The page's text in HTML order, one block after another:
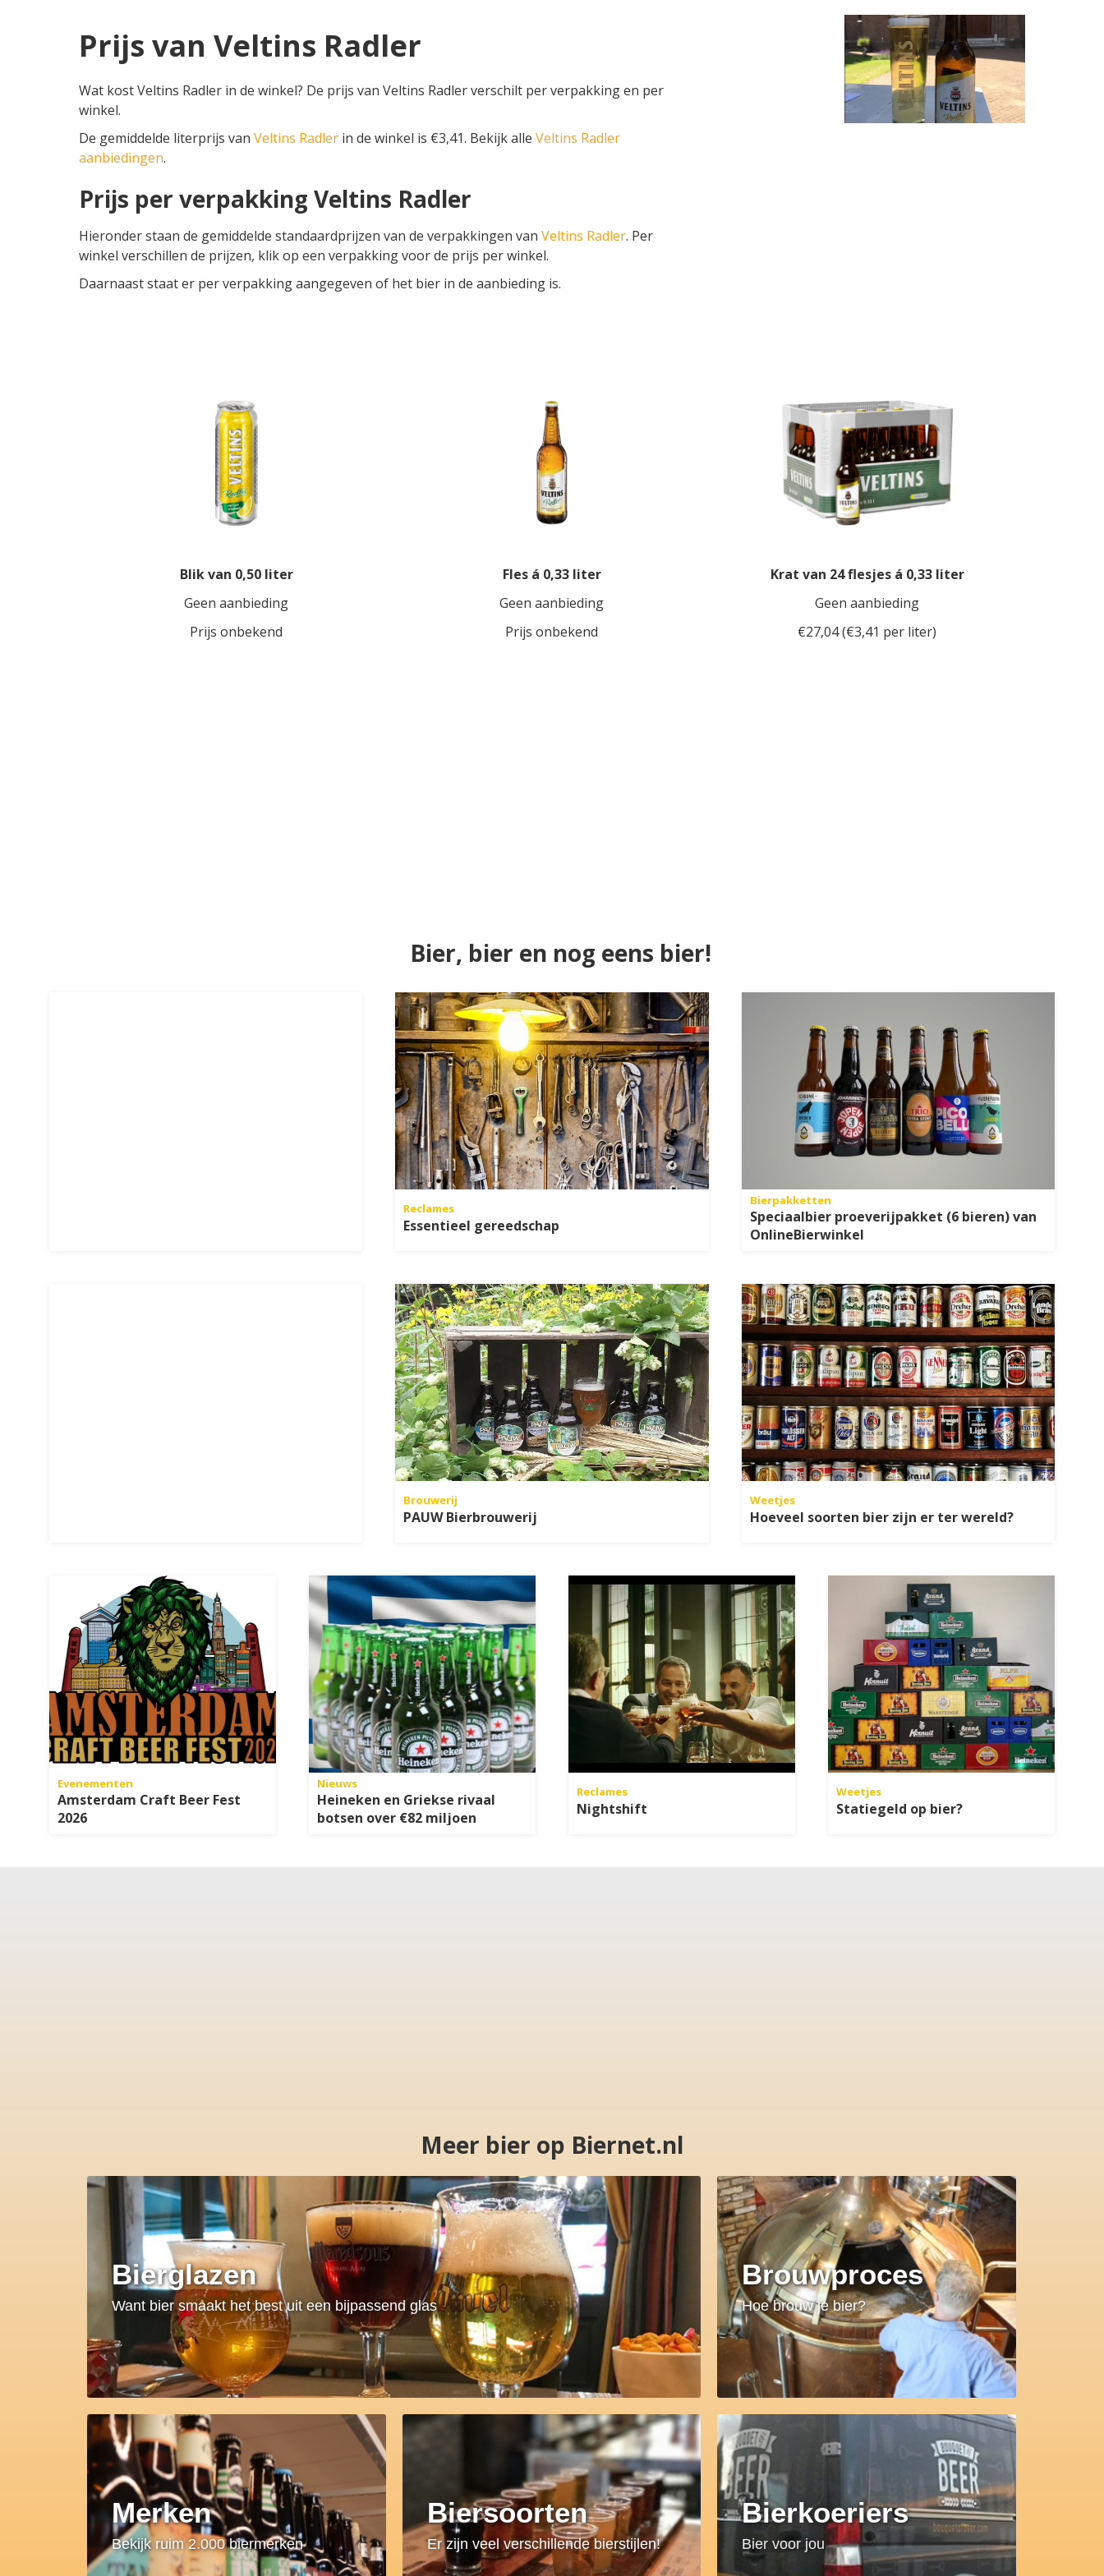
Prijs van Veltins Radler
Wat kost Veltins Radler in de winkel? De prijs van Veltins Radler verschilt per verpakking en per
winkel.
De gemiddelde literprijs van Veltins Radler in de winkel is €3,41. Bekijk alle Veltins Radler
aanbiedingen.
Prijs per verpakking Veltins Radler
Hieronder staan de gemiddelde standaardprijzen van de verpakkingen van Veltins Radler. Per
winkel verschillen de prijzen, klik op een verpakking voor de prijs per winkel.
Daarnaast staat er per verpakking aangegeven of het bier in de aanbieding is.
Blik van 0,50 liter
Geen aanbieding
Prijs onbekend
Fles á 0,33 liter
Geen aanbieding
Prijs onbekend
Krat van 24 flesjes á 0,33 liter
Geen aanbieding
€27,04 (€3,41 per liter)
Bier, bier en nog eens bier!
Reclames
Essentieel gereedschap
Bierpakketten
Speciaalbier proeverijpakket (6 bieren) van
OnlineBierwinkel
Brouwerij
PAUW Bierbrouwerij
Weetjes
Hoeveel soorten bier zijn er ter wereld?
Evenementen
Amsterdam Craft Beer Fest
2026
Nieuws
Heineken en Griekse rivaal
botsen over €82 miljoen
Reclames
Nightshift
Weetjes
Statiegeld op bier?
Meer bier op Biernet.nl
Bierglazen
Want bier smaakt het best uit een bijpassend glas
Brouwproces
Hoe brouw je bier?
Merken
Bekijk ruim 2.000 biermerken
Biersoorten
Er zijn veel verschillende bierstijlen!
Bierkoeriers
Bier voor jou